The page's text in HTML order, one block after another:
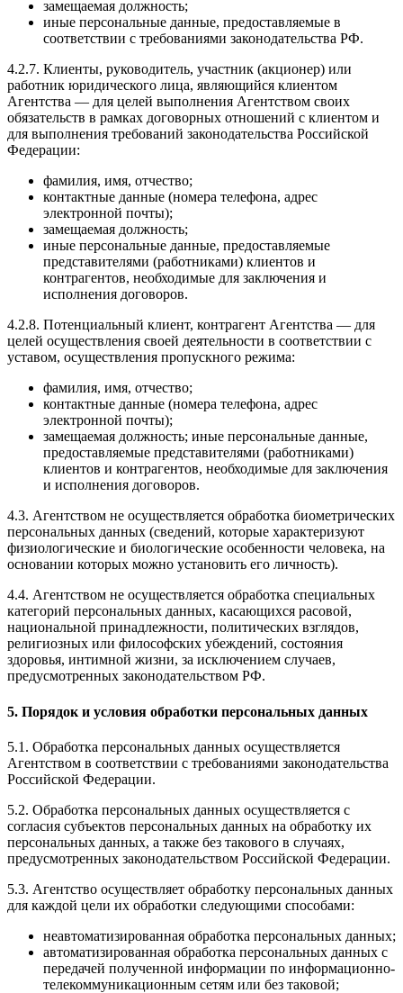
замещаемая должность;
иные персональные данные, предоставляемые в
соответствии с требованиями законодательства РФ.
4.2.7. Клиенты, руководитель, участник (акционер) или
работник юридического лица, являющийся клиентом
Агентства — для целей выполнения Агентством своих
обязательств в рамках договорных отношений с клиентом и
для выполнения требований законодательства Российской
Федерации:
фамилия, имя, отчество;
контактные данные (номера телефона, адрес
электронной почты);
замещаемая должность;
иные персональные данные, предоставляемые
представителями (работниками) клиентов и
контрагентов, необходимые для заключения и
исполнения договоров.
4.2.8. Потенциальный клиент, контрагент Агентства — для
целей осуществления своей деятельности в соответствии с
уставом, осуществления пропускного режима:
фамилия, имя, отчество;
контактные данные (номера телефона, адрес
электронной почты);
замещаемая должность; иные персональные данные,
предоставляемые представителями (работниками)
клиентов и контрагентов, необходимые для заключения
и исполнения договоров.
4.3. Агентством не осуществляется обработка биометрических
персональных данных (сведений, которые характеризуют
физиологические и биологические особенности человека, на
основании которых можно установить его личность).
4.4. Агентством не осуществляется обработка специальных
категорий персональных данных, касающихся расовой,
национальной принадлежности, политических взглядов,
религиозных или философских убеждений, состояния
здоровья, интимной жизни, за исключением случаев,
предусмотренных законодательством РФ.
5. Порядок и условия обработки персональных данных
5.1. Обработка персональных данных осуществляется
Агентством в соответствии с требованиями законодательства
Российской Федерации.
5.2. Обработка персональных данных осуществляется с
согласия субъектов персональных данных на обработку их
персональных данных, а также без такового в случаях,
предусмотренных законодательством Российской Федерации.
5.3. Агентство осуществляет обработку персональных данных
для каждой цели их обработки следующими способами:
неавтоматизированная обработка персональных данных;
автоматизированная обработка персональных данных с
передачей полученной информации по информационно-
телекоммуникационным сетям или без таковой;